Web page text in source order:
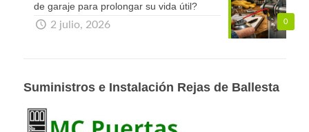
0
de garaje para prolongar su vida útil?
2 julio, 2026
Suministros e Instalación Rejas de Ballesta